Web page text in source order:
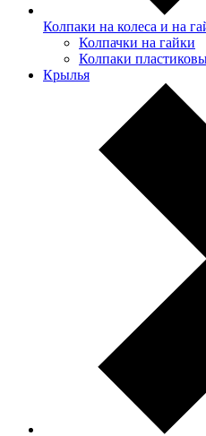
Колпаки на колеса и на
Колпачки на гайки
Колпаки
Крылья